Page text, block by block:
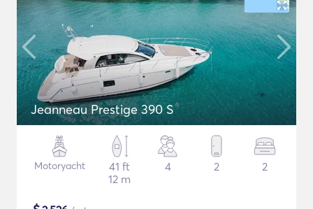
Jeanneau Prestige 390 S
Motoryacht
41 ft
12 m
4 2 2